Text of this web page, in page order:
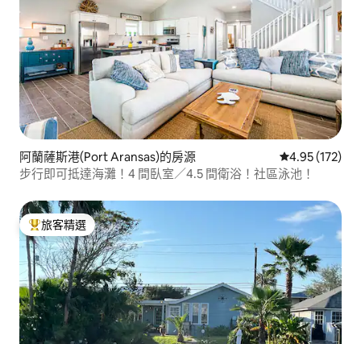
阿蘭薩斯港(Port Aransas)的房源 從 172 則評價
4.95 (172)
步行即可抵達海灘！4 間臥室／4.5 間衛浴！社區泳池！
旅客精選榜首
旅客精選